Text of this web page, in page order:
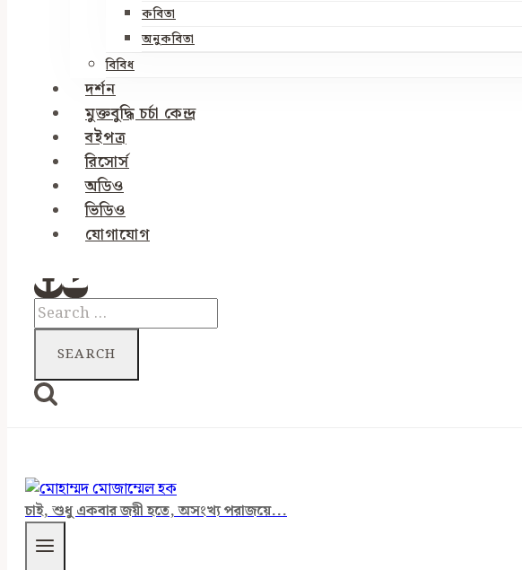
কবিতা
অনুকবিতা
বিবিধ
দর্শন
মুক্তবুদ্ধি চর্চা কেন্দ্র
বইপত্র
রিসোর্স
অডিও
ভিডিও
যোগাযোগ
Search
for:
চাই, শুধু একবার জয়ী হতে, অসংখ্য পরাজয়ে...